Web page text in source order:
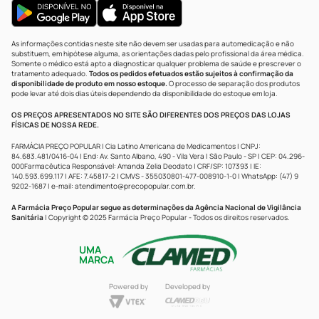
As informações contidas neste site não devem ser usadas para automedicação e não
substituem, em hipótese alguma, as orientações dadas pelo profissional da área médica.
Somente o médico está apto a diagnosticar qualquer problema de saúde e prescrever o
tratamento adequado. Todos os pedidos efetuados estão sujeitos à confirmação da
disponibilidade de produto em nosso estoque.O processo de separação dos produtos
pode levar até dois dias úteis dependendo da disponibilidade do estoque em loja.
OS PREÇOS APRESENTADOS NO SITE SÃO DIFERENTES DOS PREÇOS DAS LOJAS
FÍSICAS DE NOSSA REDE.
FARMÁCIA PREÇO POPULAR | Cia Latino Americana de Medicamentos | CNPJ:
84.683.481/0416-04 | End: Av. Santo Albano, 490 - Vila Vera | São Paulo - SP | CEP: 04.296-
000Farmacêutica Responsável: Amanda Zelia Deodato | CRF/SP: 107393 | IE:
140.593.699.117 | AFE: 7.45817-2 | CMVS - 355030801-477-008910-1-0 | WhatsApp: (47) 9
9202-1687 | e-mail: atendimento@precopopular.com.br.
A Farmácia Preço Popular segue as determinações da Agência Nacional de Vigilância
Sanitária | Copyright © 2025 Farmácia Preço Popular - Todos os direitos reservados.
UMA
MARCA
Powered by Developed by